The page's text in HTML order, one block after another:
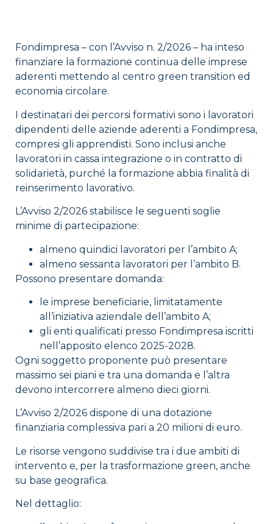
Fondimpresa – con l’Avviso n. 2/2026 – ha inteso
finanziare la formazione continua delle imprese
aderenti mettendo al centro green transition ed
economia circolare.
I destinatari dei percorsi formativi sono i lavoratori
dipendenti delle aziende aderenti a Fondimpresa,
compresi gli apprendisti. Sono inclusi anche
lavoratori in cassa integrazione o in contratto di
solidarietà, purché la formazione abbia finalità di
reinserimento lavorativo.
L’Avviso 2/2026 stabilisce le seguenti soglie
minime di partecipazione:
almeno quindici lavoratori per l’ambito A;
almeno sessanta lavoratori per l’ambito B.
Possono presentare domanda:
le imprese beneficiarie, limitatamente
all’iniziativa aziendale dell’ambito A;
gli enti qualificati presso Fondimpresa iscritti
nell’apposito elenco 2025-2028.
Ogni soggetto proponente può presentare
massimo sei piani e tra una domanda e l’altra
devono intercorrere almeno dieci giorni.
L’Avviso 2/2026 dispone di una dotazione
finanziaria complessiva pari a 20 milioni di euro.
Le risorse vengono suddivise tra i due ambiti di
intervento e, per la trasformazione green, anche
su base geografica.
Nel dettaglio: